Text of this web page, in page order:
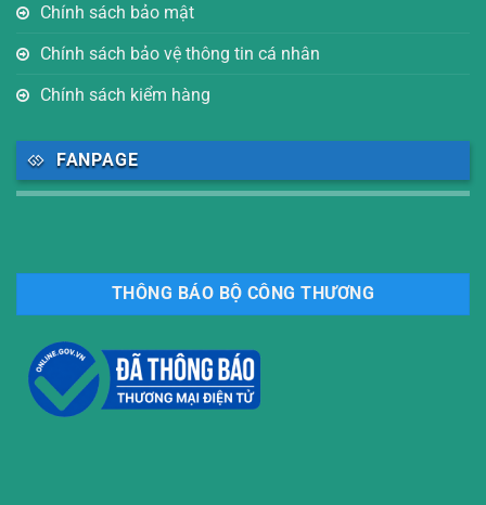
Chính sách bảo mật
Chính sách bảo vệ thông tin cá nhân
Chính sách kiểm hàng
FANPAGE
THÔNG BÁO BỘ CÔNG THƯƠNG